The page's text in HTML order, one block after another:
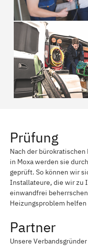
Prüfung
Nach der
in Moxa werden sie
geprüft. So können wir
Installateure, die wir zu
einwandfrei
Heizungsproblem helfen
Partner
Unsere